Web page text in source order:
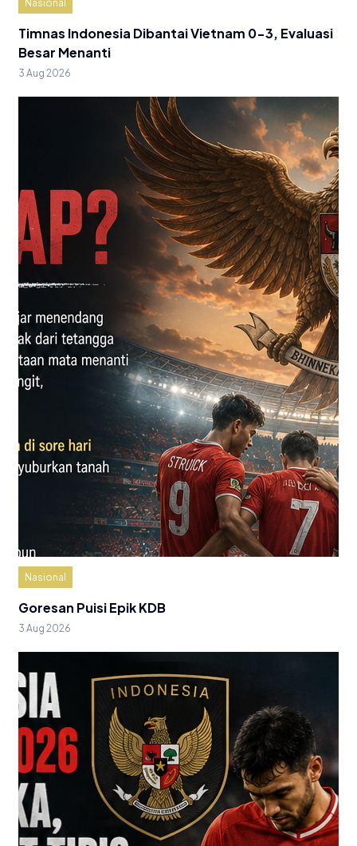
Nasional
Timnas Indonesia Dibantai Vietnam 0-3, Evaluasi
Besar Menanti
3 Aug 2026
Nasional
Goresan Puisi Epik KDB
3 Aug 2026